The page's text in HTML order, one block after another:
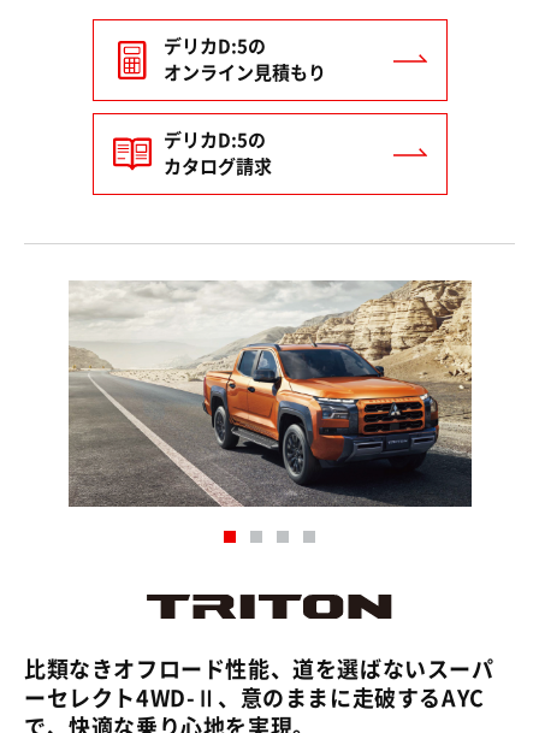
デリカD:5の
オンライン見積もり
デリカD:5の
カタログ請求
比類なきオフロード性能、道を選ばないスーパ
ーセレクト4WD-Ⅱ、意のままに走破するAYC
で、快適な乗り心地を実現。